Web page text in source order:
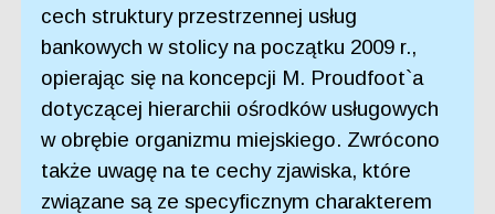
cech struktury przestrzennej usług
bankowych w stolicy na początku 2009 r.,
opierając się na koncepcji M. Proudfoot`a
dotyczącej hierarchii ośrodków usługowych
w obrębie organizmu miejskiego. Zwrócono
także uwagę na te cechy zjawiska, które
związane są ze specyficznym charakterem